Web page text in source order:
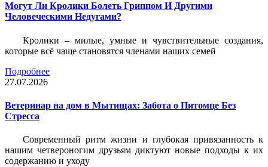
Могут Ли Кролики Болеть Гриппом И Другими
Человеческими Недугами?
Кролики – милые, умные и чувствительные создания,
которые всё чаще становятся членами наших семей
Подробнее
27.07.2026
Ветеринар на дом в Мытищах: Забота о Питомце Без
Стресса
Современный ритм жизни и глубокая привязанность к
нашим четвероногим друзьям диктуют новые подходы к их
содержанию и уходу